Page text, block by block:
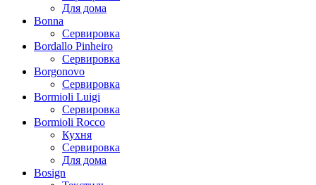
Для дома
Bonna
Сервировка
Bordallo Pinheiro
Сервировка
Borgonovo
Сервировка
Bormioli Luigi
Сервировка
Bormioli Rocco
Кухня
Сервировка
Для дома
Bosign